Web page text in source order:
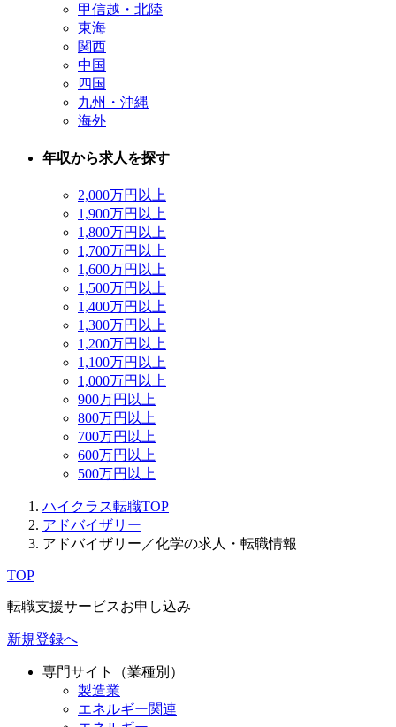
甲信越・北陸
東海
関西
中国
四国
九州・沖縄
海外
年収から求人を探す
2,000万円以上
1,900万円以上
1,800万円以上
1,700万円以上
1,600万円以上
1,500万円以上
1,400万円以上
1,300万円以上
1,200万円以上
1,100万円以上
1,000万円以上
900万円以上
800万円以上
700万円以上
600万円以上
500万円以上
ハイクラス転職TOP
アドバイザリー
アドバイザリー／化学の求人・転職情報
TOP
転職支援サービスお申し込み
新規登録へ
専門サイト（業種別）
製造業
エネルギー関連